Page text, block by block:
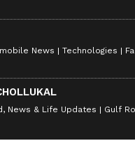
News Technologies
News & Life Updates
Gulf